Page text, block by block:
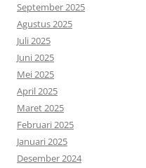
September 2025
Agustus 2025
Juli 2025
Juni 2025
Mei 2025
April 2025
Maret 2025
Februari 2025
Januari 2025
Desember 2024